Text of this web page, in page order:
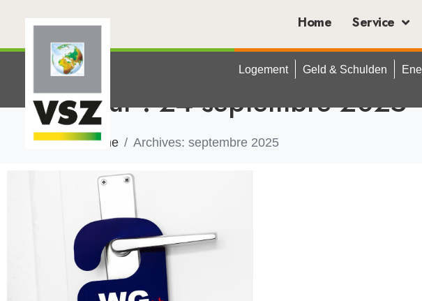
Home Service
Logement Geld & Schulden
Jour :24 septembre 2025
Home Archives: septembre 2025